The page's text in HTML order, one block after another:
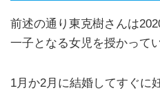
前述の通り東克樹さんは
一子となる女児を授かって
1月か2月に結婚してすぐに